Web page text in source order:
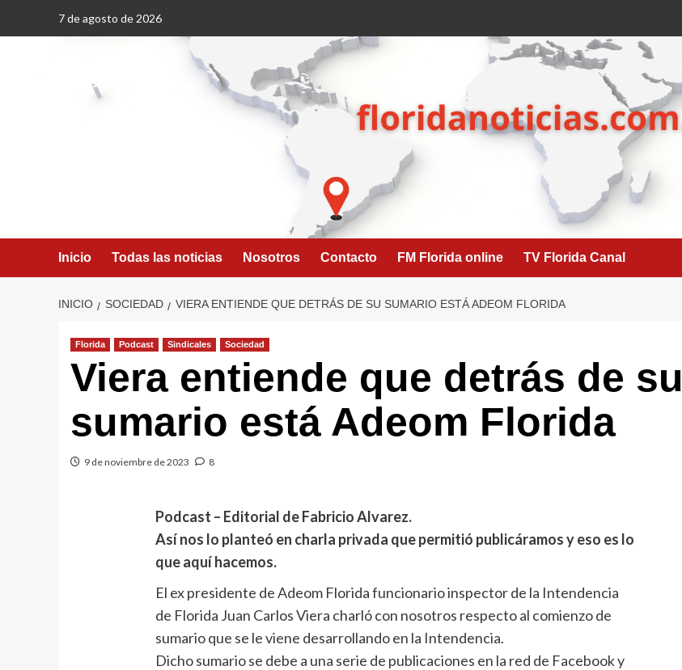
7 de agosto de 2026
Inicio Todas las noticias Nosotros Contacto FM Florida online TV Florida Canal
INICIO SOCIEDAD VIERA ENTIENDE QUE DETRÁS DE SU SUMARIO ESTÁ ADEOM FLORIDA
Florida Podcast Sindicales Sociedad
Viera entiende que detrás de su
sumario está Adeom Florida
9 de noviembre de 2023 8
Podcast – Editorial de Fabricio Alvarez.
Así nos lo planteó en charla privada que permitió publicáramos y eso es lo
que aquí hacemos.
El ex presidente de Adeom Florida funcionario inspector de la Intendencia
de Florida Juan Carlos Viera charló con nosotros respecto al comienzo de
sumario que se le viene desarrollando en la Intendencia.
Dicho sumario se debe a una serie de publicaciones en la red de Facebook y